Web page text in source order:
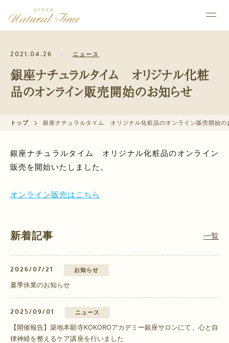
2021.04.26 ニュース
銀座ナチュラルタイム オリジナル化粧
品のオンライン販売開始のお知らせ
トップ 銀座ナチュラルタイム オリジナル化粧品のオンライン販売開始の
銀座ナチュラルタイム オリジナル化粧品のオンライン
販売を開始いたしました。
オンライン販売はこちら
新着記事 一覧
2026/07/21 お知らせ
夏季休業のお知らせ
2025/09/01 ニュース
【開催報告】築地本願寺KOKOROアカデミー銀座サロンにて、心と自
律神経を整えるケア講座を行いました